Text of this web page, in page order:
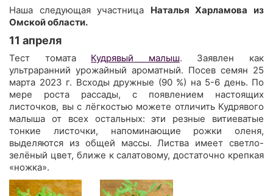
Наша следующая участница Наталья Харламова из
Омской области.
11 апреля
Тест томата Кудрявый малыш. Заявлен как
ультраранний урожайный ароматный. Посев семян 25
марта 2023 г. Всходы дружные (90 %) на 5-6 день. По
мере роста рассады, с появлением настоящих
листочков, вы с лёгкостью можете отличить Кудрявого
малыша от всех остальных: эти резные витиеватые
тонкие листочки, напоминающие рожки оленя,
выделяются из общей массы. Листва имеет светло-
зелёный цвет, ближе к салатовому, достаточно крепкая
«ножка».